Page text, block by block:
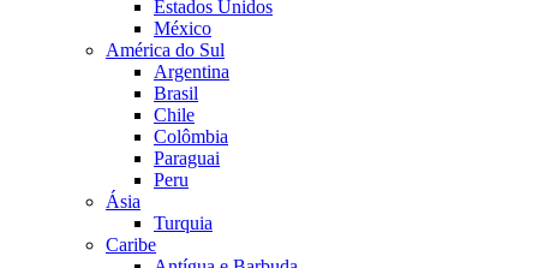
Estados Unidos
México
América do Sul
Argentina
Brasil
Chile
Colômbia
Paraguai
Peru
Ásia
Turquia
Caribe